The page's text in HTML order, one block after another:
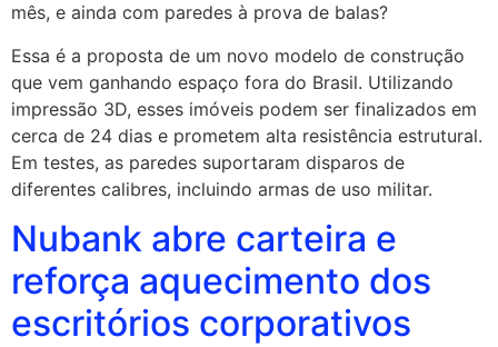
mês, e ainda com paredes à prova de balas?
Essa é a proposta de um novo modelo de construção
que vem ganhando espaço fora do Brasil. Utilizando
impressão 3D, esses imóveis podem ser finalizados em
cerca de 24 dias e prometem alta resistência estrutural.
Em testes, as paredes suportaram disparos de
diferentes calibres, incluindo armas de uso militar.
Nubank abre carteira e
reforça aquecimento dos
escritórios corporativos